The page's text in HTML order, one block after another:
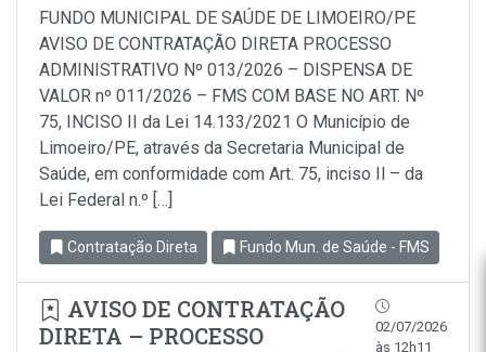
FUNDO MUNICIPAL DE SAÚDE DE LIMOEIRO/PE
AVISO DE CONTRATAÇÃO DIRETA PROCESSO
ADMINISTRATIVO Nº 013/2026 – DISPENSA DE
VALOR nº 011/2026 – FMS COM BASE NO ART. Nº
75, INCISO II da Lei 14.133/2021 O Município de
Limoeiro/PE, através da Secretaria Municipal de
Saúde, em conformidade com Art. 75, inciso Il – da
Lei Federal n.º […]
Contratação Direta Fundo Mun. de Saúde - FMS
AVISO DE CONTRATAÇÃO
DIRETA – PROCESSO
02/07/2026
às 12h11